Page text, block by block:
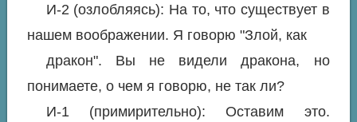
И-2 (озлобляясь): На то, что существует в
нашем воображении. Я говорю "Злой, как
дракон". Вы не видели дракона, но
понимаете, о чем я говорю, не так ли?
И-1 (примирительно): Оставим это.